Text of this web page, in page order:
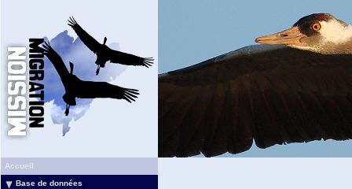
Accueil
Base de données